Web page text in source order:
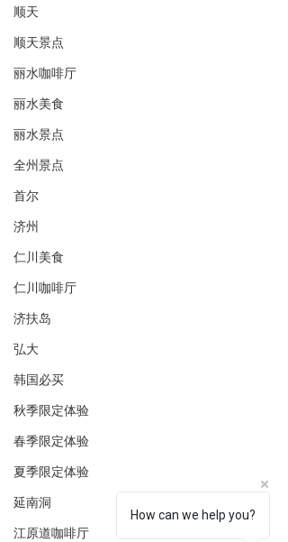
顺天
顺天景点
丽水咖啡厅
丽水美食
丽水景点
全州景点
首尔
济州
仁川美食
仁川咖啡厅
济扶岛
弘大
韩国必买
秋季限定体验
春季限定体验
夏季限定体验
延南洞
江原道咖啡厅
How can we help you?